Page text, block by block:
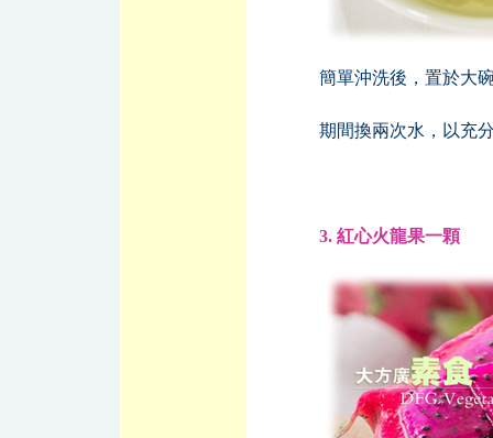
簡單沖洗後，置於大
期間換兩次水，以充
3. 紅心火龍果一顆